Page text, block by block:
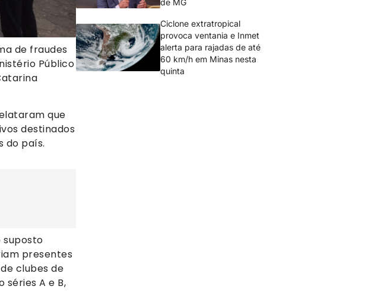
de fraudes
Público
que
destinados
do país.
suposto
presentes
clubes de
A e B,
de MG
Ciclone extratropical
provoca ventania e Inmet
alerta para rajadas de até
60 km/h em Minas nesta
quinta